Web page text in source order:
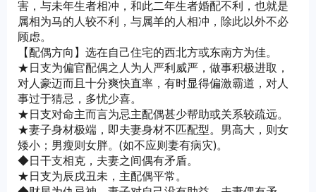
害，与未年生者相冲，和此二年生者婚配不利，也就是
属相为马的人较不利，与属羊的人相冲，除此以外不必
顾虑。
【配偶方向】选在自己住宅的西北方或东南方为佳。
★日支为偏官配偶之人为人严利威严，做事积极进取，
对人豪迈而且十分爽快直率，有时显得偏激霸道，对人
事过于猜忌，多忧少喜。
★日支对命主而言为忌主配偶甚少帮助或关系较疏远。
★妻子身材极端，即夫妻身材不匹配型。男高大，则女
矮小；男瘦则女胖。(如不应则妻有病灾)。
◆日干支相克，夫妻之间偶有矛盾。
★日支为辰戌丑未，主配偶平常。